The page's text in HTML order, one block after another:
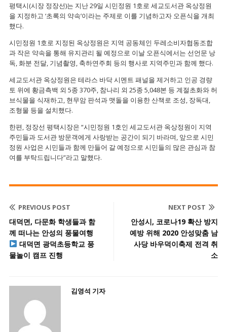
평택시(시장 정장선)는 지난 29일 시민정원 1호로 세교도서관 옥상정원
을 지정하고 ‘초록의 약속’이라는 주제로 이를 기념하고자 오픈식을 개최
했다.
시민정원 1호로 지정된 옥상정원은 지역 공동체인 두레소비자협동조합
과 작은 약속을 통해 유지관리 될 예정으로 이날 오픈식에서는 선언문 낭
독, 화분 전달, 기념촬영, 축하연주회 등의 행사로 지역주민과 함께 했다.
세교도서관 옥상정원은 테라스 바닥 시멘트 패널을 제거하고 인공 경량
토 위에 황금측백 외 5종 370주, 참나리 외 25종 5,048본 등 계절초화와 허
브식물을 식재하고, 현무암 판석과 맷돌을 이용한 산책로 조성, 장독대,
조형물 등을 설치했다.
한편, 정장선 평택시장은 “시민정원 1호인 세교도서관 옥상정원이 지역
주민들과 도서관 방문객에게 사랑받는 공간이 되기 바라며, 앞으로 시민
정원 사업은 시민들과 함께 만들어 갈 예정으로 시민들의 많은 관심과 참
여를 부탁드립니다”라고 말했다.
PREVIOUS POST
대덕면, 다문화 학생들과 함
께 떠나는 안성의 풍물여행
대덕면 광덕초등학교 풍
물놀이 캠프 진행
NEXT POST
안성시, 코로나19 확산 방지
예방 위해 2020 안성맞춤 남
사당 바우덕이축제 전격 취
소
김영석 기자